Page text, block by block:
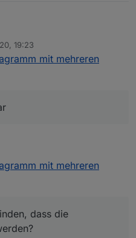
anpasse, sieht es so
(bin mit Tablett
werden?
19:23
mit mehreren
mit mehreren
dass die